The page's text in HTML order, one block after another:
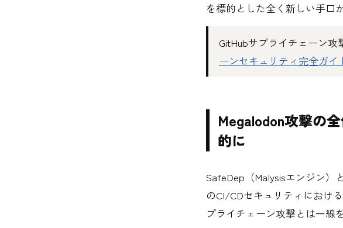
を標的とした全く新しい手口
GitHubサプライチェーン攻
ーンセキュリティ完全ガイ
Megalodon攻撃の
的に
SafeDep（Malysisエンジン）
のCI/CDセキュリティにおけ
プライチェーン攻撃とは一線